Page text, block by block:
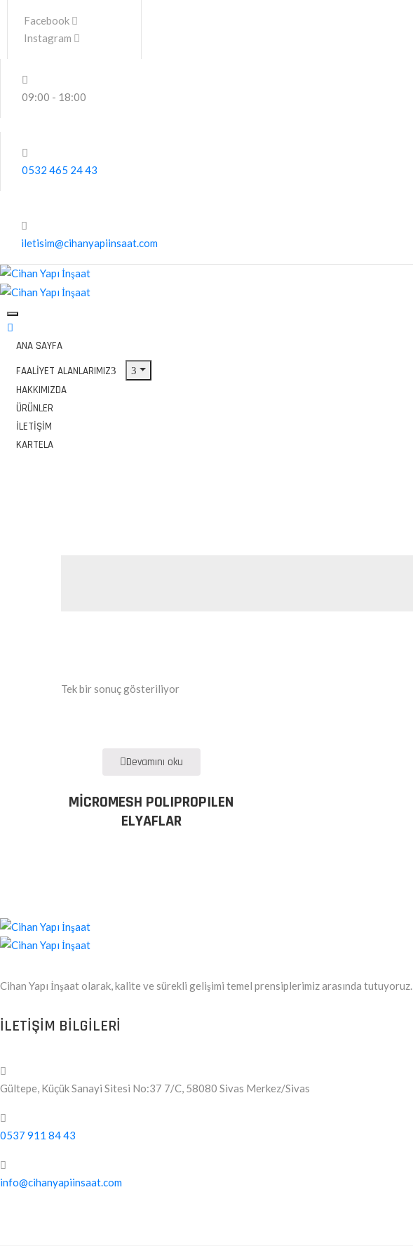
Facebook
Instagram
09:00 - 18:00
0532 465 24 43
iletisim@cihanyapiinsaat.com
ANA SAYFA
FAALIYET ALANLARIMIZ
HAKKIMIZDA
ÜRÜNLER
İLETIŞIM
KARTELA
Tek bir sonuç gösteriliyor
Devamını oku
MICROMESH POLIPROPILEN
ELYAFLAR
Cihan Yapı İnşaat olarak, kalite ve sürekli gelişimi temel prensiplerimiz arasında tutuyoruz.
ILETIŞIM BILGILERI
Gültepe, Küçük Sanayi Sitesi No:37 7/C, 58080 Sivas Merkez/Sivas
0537 911 84 43
info@cihanyapiinsaat.com